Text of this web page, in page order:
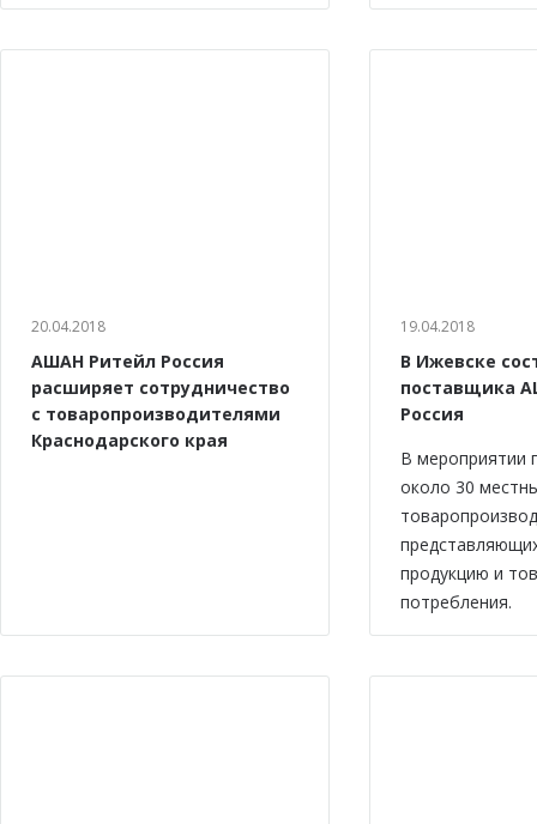
20.04.2018
АШАН Ритейл Россия
расширяет сотрудничество
с товаропроизводителями
Краснодарского края
19.04.2018
В Ижевске
поставщика
Россия
В мероприятии
около 30
продукцию и
потребления.